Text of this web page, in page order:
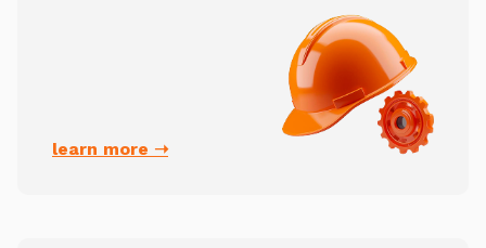
learn more ➝